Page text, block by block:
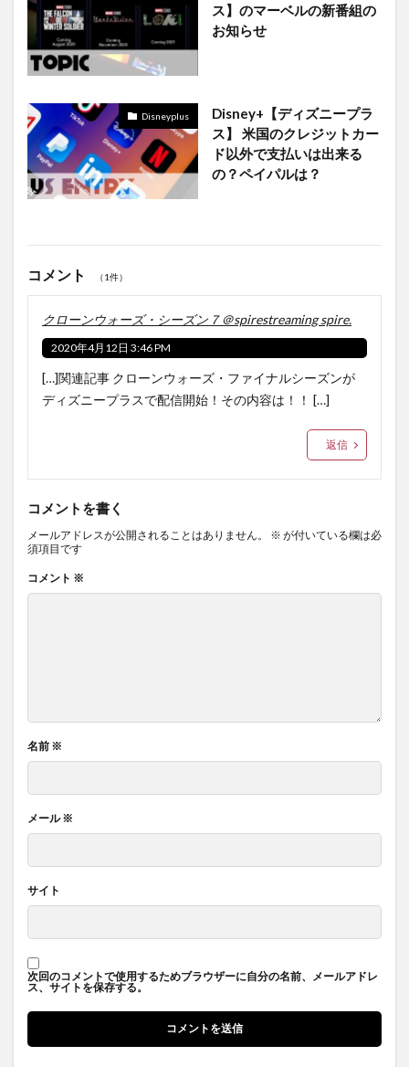
ス】のマーベルの新番組の
お知らせ
Disneyplus
Disney+【ディズニープラ
ス】 米国のクレジットカー
ド以外で支払いは出来る
の？ペイパルは？
コメント （1件）
クローンウォーズ・シーズン７＠spirestreaming spire.
2020年4月12日 3:46 PM
[…]関連記事 クローンウォーズ・ファイナルシーズンが
ディズニープラスで配信開始！その内容は！！ […]
返信
コメントを書く
メールアドレスが公開されることはありません。 ※ が付いている欄は必
須項目です
コメント ※
名前 ※
メール※
サイト
次回のコメントで使用するためブラウザーに自分の名前、メールアドレ
ス、サイトを保存する。